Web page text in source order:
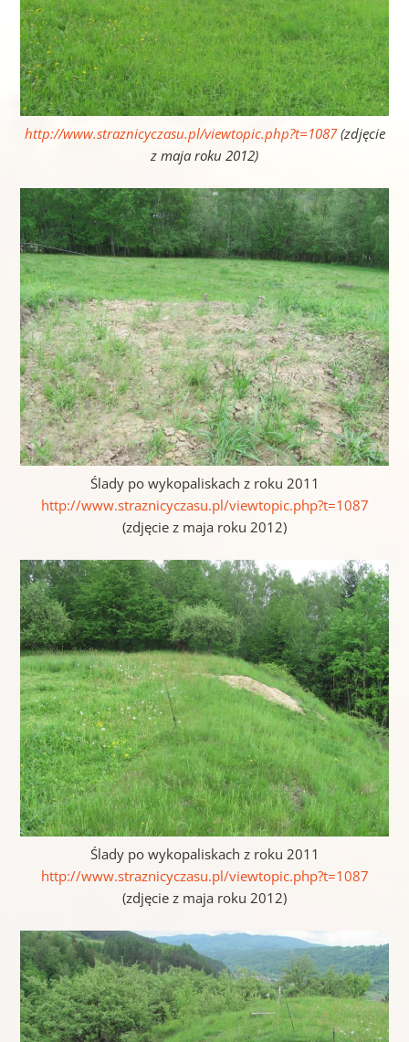
http://www.straznicyczasu.pl/viewtopic.php?t=1087(zdjęcie
z maja roku 2012)
Ślady po wykopaliskach z roku 2011
http://www.straznicyczasu.pl/viewtopic.php?t=1087
(zdjęcie z maja roku 2012)
Ślady po wykopaliskach z roku 2011
http://www.straznicyczasu.pl/viewtopic.php?t=1087
(zdjęcie z maja roku 2012)